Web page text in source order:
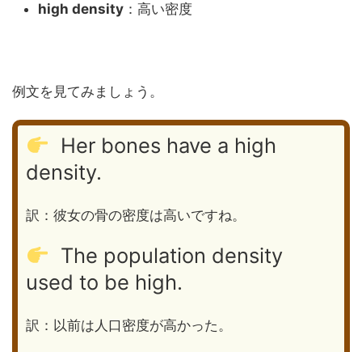
high density ：高い密度
例文を見てみましょう。
Her bones have a high
density.
訳：彼女の骨の密度は高いですね。
The population density
used to be high.
訳：以前は人口密度が高かった。